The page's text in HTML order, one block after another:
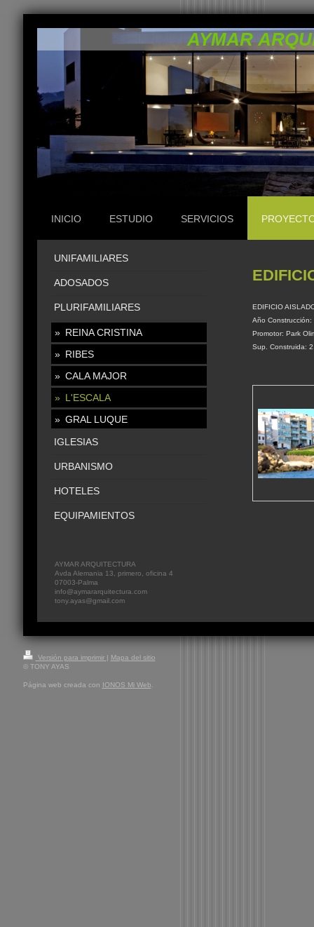
AYMAR
INICIO ESTUDIO SERVICIOS
EDIFICIO
Año Construcción:
Promotor: Park
Sup. Construida:
UNIFAMILIARES
ADOSADOS
PLURIFAMILIARES
REINA CRISTINA
RIBES
CALA MAJOR
L'ESCALA
GRAL LUQUE
IGLESIAS
URBANISMO
HOTELES
EQUIPAMIENTOS
AYMAR ARQUITECTURA
Avda Alemania 13, primero, oficina 4
07003-Palma
info@aymararquitectura.com
tony.ayas@gmail.com
Versión para imprimir
Mapa del sitio
© TONY AYAS
Página web creada con IONOS Mi Web.